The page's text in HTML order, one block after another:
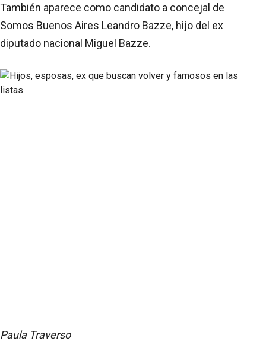
También aparece como candidato a concejal de
Somos Buenos Aires Leandro Bazze, hijo del ex
diputado nacional Miguel Bazze.
Paula Traverso